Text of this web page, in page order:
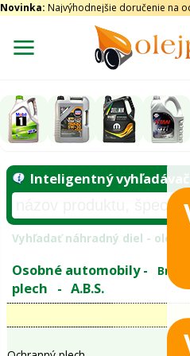
Novinka: Najvýhodnejšie doručenie na
Inteligentný
Vyhľadať náhradný